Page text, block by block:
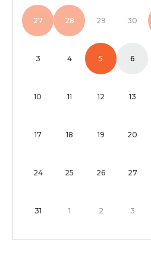
27 28 29 30
3 4 5 6
10 11 12 13
17 18 19 20
24 25 26 27
31 1 2 3